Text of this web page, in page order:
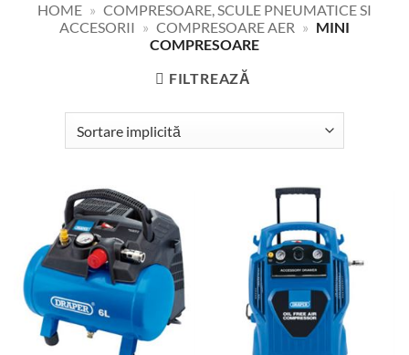
HOME » COMPRESOARE, SCULE PNEUMATICE SI
ACCESORII » COMPRESOARE AER » MINI
COMPRESOARE
FILTREAZĂ